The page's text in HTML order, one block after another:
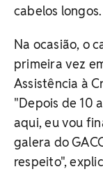
cabelos longos.
Na ocasião, o
primeira vez
Assistência à
"Depois de 10
aqui, eu vou
galera do
respeito",